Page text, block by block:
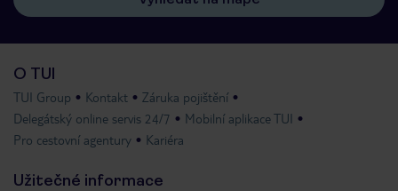
O TUI
TUI Group Kontakt
Záruka pojištění
Delegátský online servis 24/7
Mobilní aplikace TUI
Pro cestovní agentury
Kariéra
Užitečné informace